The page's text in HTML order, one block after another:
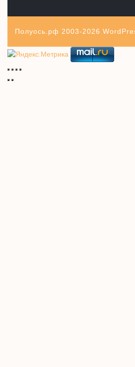
Полуось.рф 2003-2026